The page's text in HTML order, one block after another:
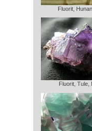
Fluorit,
Fluorit, Tule,